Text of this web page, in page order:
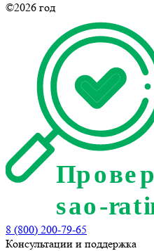
©2026 год
8 (800) 200-79-65
Консультации и поддержка